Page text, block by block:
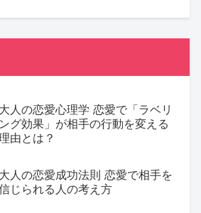
大人の恋愛心理学 恋愛で「ラベリ
ング効果」が相手の行動を変える
由とは？
大人の恋愛成功法則 恋愛で相手を
じられる人の考え方